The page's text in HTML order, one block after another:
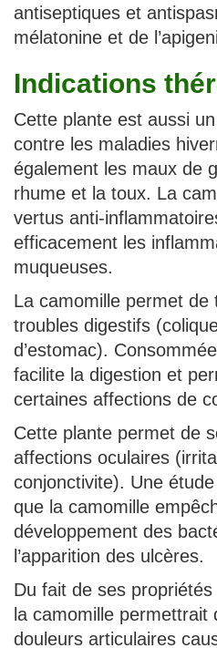
antiseptiques et
mélatonine et de
Indications
Cette plante est aussi
contre les maladies
également les maux de
rhume et la toux. La
vertus anti-
efficacement les
muqueuses.
La camomille permet de
troubles digestifs
d’estomac).
facilite la digestion et
certaines affections de
Cette plante permet de
affections oculaires
conjonctivite). Une
que la camomille
développement des
l’apparition des ulcères.
Du fait de ses
la camomille permettrait
douleurs articulaires